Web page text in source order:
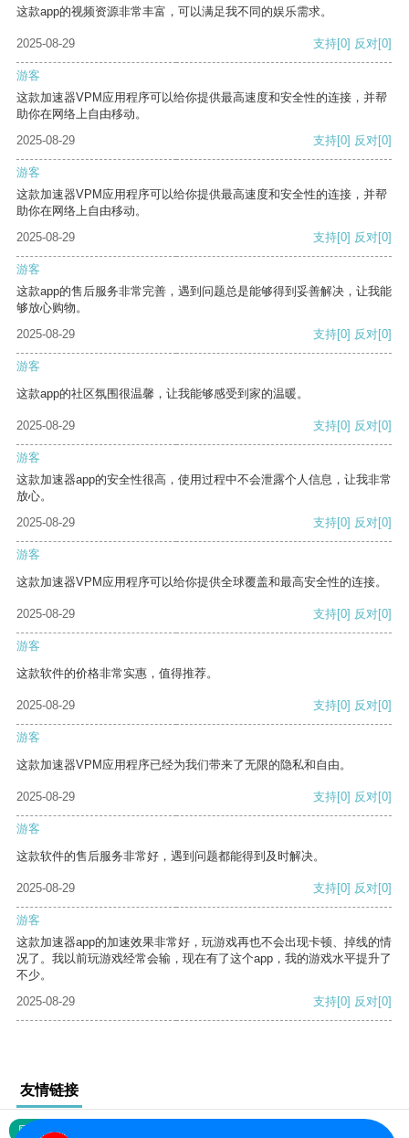
这款app的视频资源非常丰富，可以满足我不同的娱乐需求。
2025-08-29 支持[0] 反对[0]
游客
这款加速器VPM应用程序可以给你提供最高速度和安全性的连接，并帮
助你在网络上自由移动。
2025-08-29
支持[0] 反对[0]
游客
这款加速器VPM应用程序可以给你提供最高速度和安全性的连接，并帮
助你在网络上自由移动。
2025-08-29
支持[0] 反对[0]
游客
这款app的售后服务非常完善，遇到问题总是能够得到妥善解决，让我能
够放心购物。
2025-08-29
支持[0] 反对[0]
游客
这款app的社区氛围很温馨，让我能够感受到家的温暖。
2025-08-29 支持[0] 反对[0]
游客
这款加速器app的安全性很高，使用过程中不会泄露个人信息，让我非常
放心。
2025-08-29
支持[0] 反对[0]
游客
这款加速器VPM应用程序可以给你提供全球覆盖和最高安全性的连接。
2025-08-29 支持[0] 反对[0]
游客
这款软件的价格非常实惠，值得推荐。
2025-08-29 支持[0] 反对[0]
游客
这款加速器VPM应用程序已经为我们带来了无限的隐私和自由。
2025-08-29 支持[0] 反对[0]
游客
这款软件的售后服务非常好，遇到问题都能得到及时解决。
2025-08-29 支持[0] 反对[0]
游客
这款加速器app的加速效果非常好，玩游戏再也不会出现卡顿、掉线的情
况了。我以前玩游戏经常会输，现在有了这个app，我的游戏水平提升了
不少。
2025-08-29
支持[0] 反对[0]
友情链接
网站地图